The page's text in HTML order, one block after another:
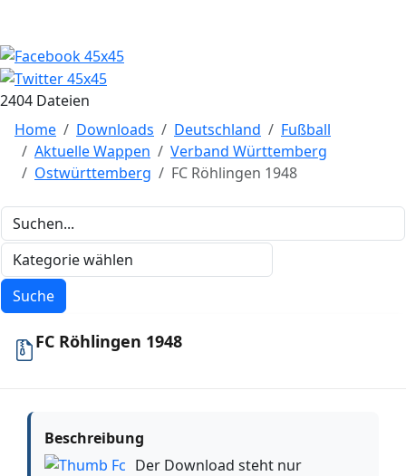
2404 Dateien
Home
Downloads Deutschland
Fußball
Aktuelle Wappen
Verband Württemberg
Ostwürttemberg
FC Röhlingen 1948
FC Röhlingen 1948
Beschreibung
Der Download steht nur